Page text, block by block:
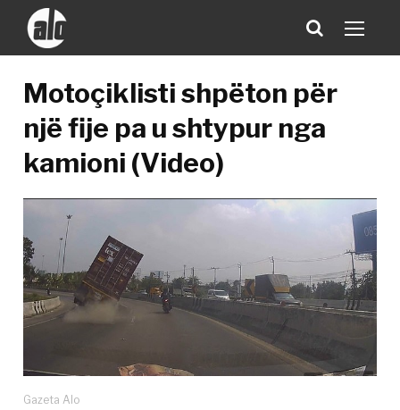
Motoçiklisti shpëton për
një fije pa u shtypur nga
kamioni (Video)
Gazeta Alo